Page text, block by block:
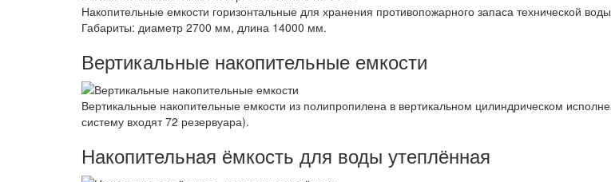
Накопительные емкости горизонтальные для хранения противопожарного запаса технической
Габариты: диаметр 2700 мм, длина 14000 мм.
Вертикальные накопительные емкости
Вертикальные накопительные емкости из полипропилена в вертикальном цилиндрическом
систему входят 72 резервуара).
Накопительная ёмкость для воды утеплённая